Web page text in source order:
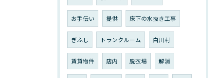
お手伝い 提供 床下の水抜き工事
ぎふし トランクルーム 白川村
賃貸物件 店内 脱衣場 解消